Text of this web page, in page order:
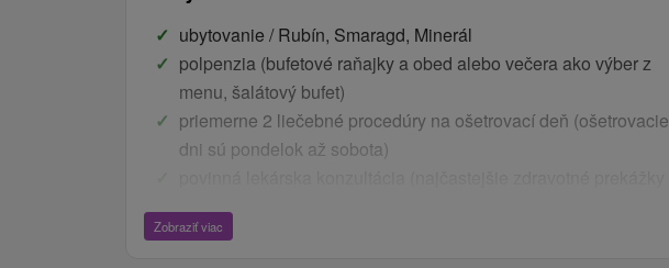
ubytovanie / Rubín, Smaragd, Minerál
polpenzia (bufetové raňajky a obed alebo večera ako výber z
menu, šalátový bufet)
priemerne 2 liečebné procedúry na ošetrovací deň (ošetrovacie
dni sú pondelok až sobota)
liečby - tehotenstvo, zhubné nádory počas liečby a po nej s
klinicky zistenými známkami pokračovania choroby, akútne
Zobraziť viac